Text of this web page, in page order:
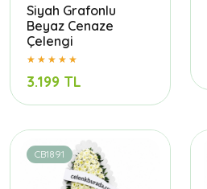
Siyah Grafonlu
Beyaz Cenaze
Çelengi
3.199 TL
CB1891